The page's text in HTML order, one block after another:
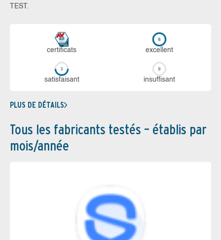
TEST.
certi­ficats ex­cellent
sa­tis­fai­sant in­suf­fi­sant
PLUS DE DÉTAILS
Tous les fabricants testés – établis par
mois/année